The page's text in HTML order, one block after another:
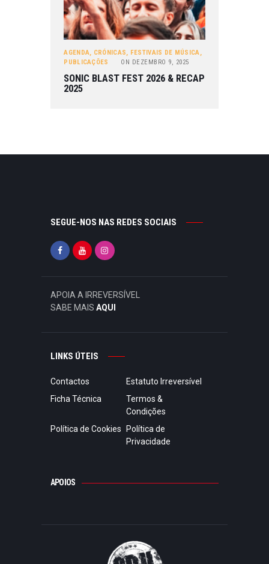
AGENDA, CRÓNICAS, FESTIVAIS DE MÚSICA,
PUBLICAÇÕES
ON DEZEMBRO 9, 2025
SONIC BLAST FEST 2026 & RECAP
2025
SEGUE-NOS NAS REDES SOCIAIS
APOIA A IRREVERSÍVEL
SABE MAIS AQUI
LINKS ÚTEIS
Contactos
Estatuto Irreversível
Ficha Técnica
Termos &
Condições
Política de Cookies
Política de
Privacidade
APOIOS